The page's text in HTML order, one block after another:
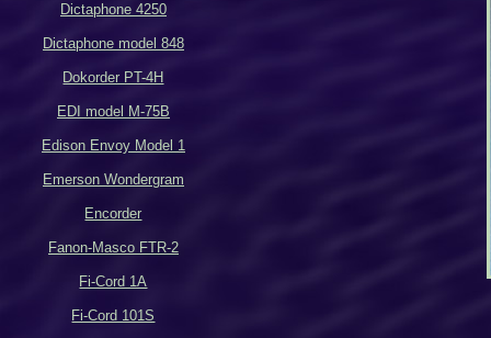
Dictaphone 4250
Dictaphone model 848
Dokorder PT-4H
EDI model M-75B
Edison Envoy Model 1
Emerson Wondergram
Encorder
Fanon-Masco FTR-2
Fi-Cord 1A
Fi-Cord 101S